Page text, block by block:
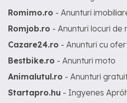
Romimo.ro - Anunturi
Romjob.ro - Anunturi locuri de
Cazare24.ro - Anunturi cu
Bestbike.ro - Anunturi moto
Animalutul.ro - Anunturi
Startapro.hu - Ingyenes